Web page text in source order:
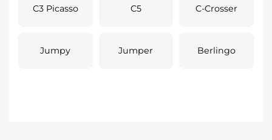
C3 Picasso C5 C-Crosser
Jumpy Jumper Berlingo